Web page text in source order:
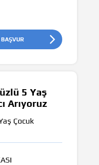
BAŞVUR
5 Yaş
Arıyoruz
Çocuk